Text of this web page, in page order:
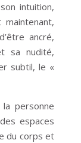
intuition,
ancré,
sa nudité,
subtil, le «
personne
espaces
du corps et